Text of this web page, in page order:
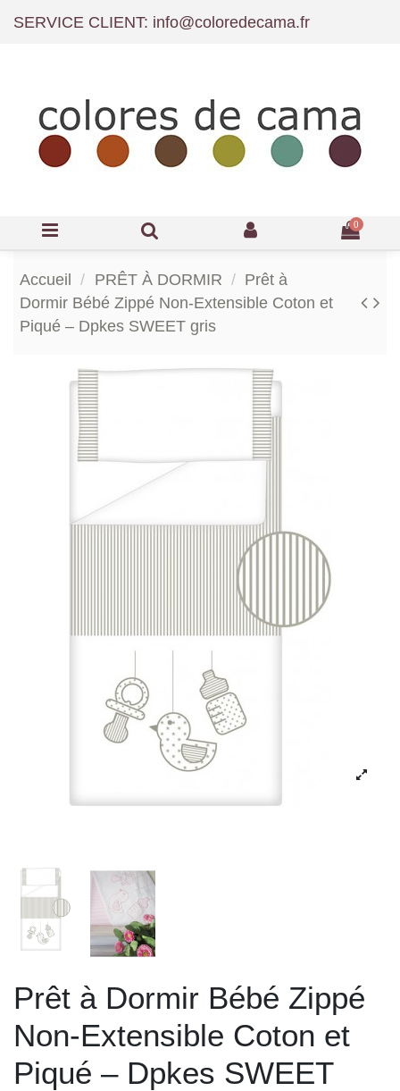
SERVICE CLIENT: info@coloredecama.fr
0
Accueil PRÊT À DORMIR
Prêt à
Dormir Bébé Zippé Non-Extensible Coton et
Piqué – Dpkes SWEET gris
Prêt à Dormir Bébé Zippé
Non-Extensible Coton et
Piqué – Dpkes SWEET